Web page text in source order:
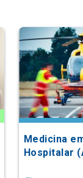
Medicina
Hospitalar